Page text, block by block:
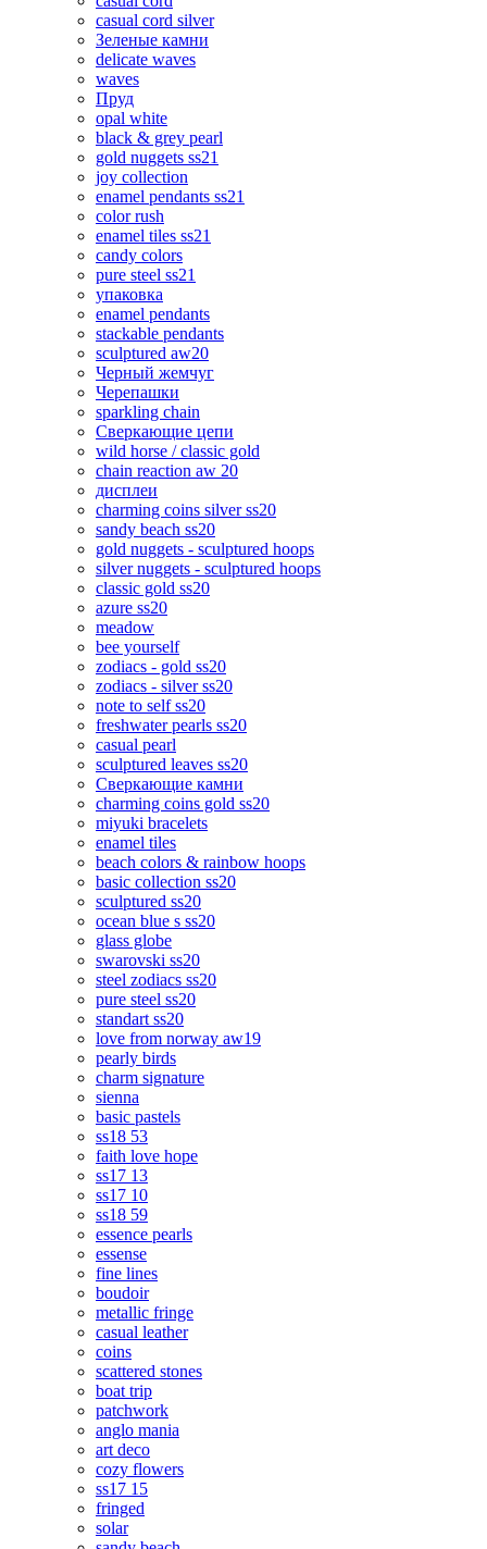
casual cord silver
Зеленые камни
delicate waves
waves
Пруд
opal white
black & grey pearl
gold nuggets ss21
joy collection
enamel pendants ss21
color rush
enamel tiles ss21
candy colors
pure steel ss21
упаковка
enamel pendants
stackable pendants
sculptured aw20
Черный жемчуг
Черепашки
sparkling chain
Сверкающие цепи
wild horse / classic gold
chain reaction aw 20
дисплеи
charming coins silver ss20
sandy beach ss20
gold nuggets - sculptured hoops
silver nuggets - sculptured hoops
classic gold ss20
azure ss20
meadow
bee yourself
zodiacs - gold ss20
zodiacs - silver ss20
note to self ss20
freshwater pearls ss20
casual pearl
sculptured leaves ss20
Сверкающие камни
charming coins gold ss20
miyuki bracelets
enamel tiles
beach colors & rainbow hoops
basic collection ss20
sculptured ss20
ocean blue s ss20
glass globe
swarovski ss20
steel zodiacs ss20
pure steel ss20
standart ss20
love from norway aw19
pearly birds
charm signature
sienna
basic pastels
ss18 53
faith love hope
ss17 13
ss17 10
ss18 59
essence pearls
essense
fine lines
boudoir
metallic fringe
casual leather
coins
scattered stones
boat trip
patchwork
anglo mania
art deco
cozy flowers
ss17 15
fringed
solar